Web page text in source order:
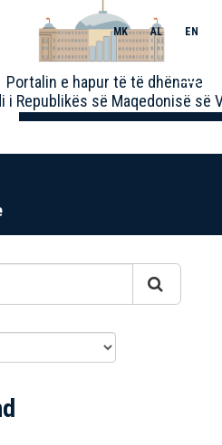
Portalin e hapur të të dhënave
i Republikës së Maqedonisë së
MK AL EN
Toggle